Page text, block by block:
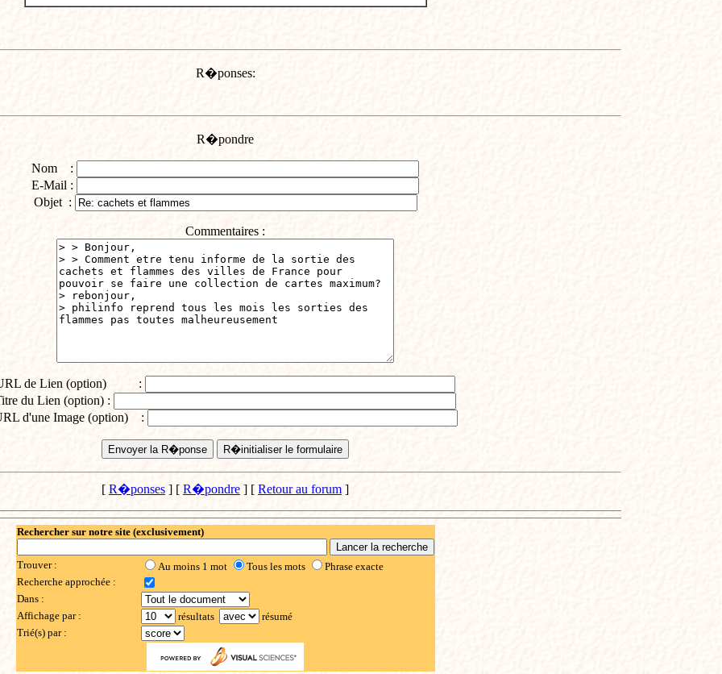
R�ponses:
R�pondre
Nom :
E-Mail :
Objet :
Commentaires :
de Lien (option) :
du Lien (option) :
d'une Image (option) :
[ R�ponses ] [ R�pondre ] [ Retour au forum ]
Rechercher sur notre site (exclusivement)
Trouver : Au moins 1 mot Tous les mots
Phrase exacte
Recherche approchée :
Dans :
Affichage par :
résultats
résumé
Trié(s) par :